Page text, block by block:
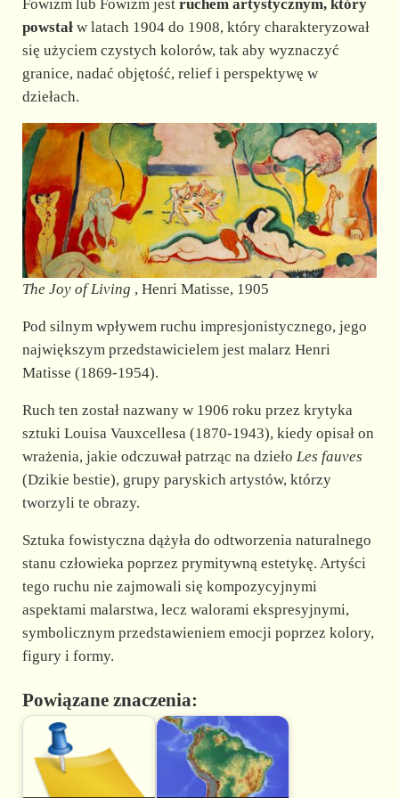
Fowizm lub Fowizm jest ruchem artystycznym, który
powstałw latach 1904 do 1908, który charakteryzował
się użyciem czystych kolorów, tak aby wyznaczyć
granice, nadać objętość, relief i perspektywę w
dziełach.
The Joy of Living , Henri Matisse, 1905
Pod silnym wpływem ruchu impresjonistycznego, jego
największym przedstawicielem jest malarz Henri
Matisse (1869-1954).
Ruch ten został nazwany w 1906 roku przez krytyka
sztuki Louisa Vauxcellesa (1870-1943), kiedy opisał on
wrażenia, jakie odczuwał patrząc na dzieło Les fauves
(Dzikie bestie), grupy paryskich artystów, którzy
tworzyli te obrazy.
Sztuka fowistyczna dążyła do odtworzenia naturalnego
stanu człowieka poprzez prymitywną estetykę. Artyści
tego ruchu nie zajmowali się kompozycyjnymi
aspektami malarstwa, lecz walorami ekspresyjnymi,
symbolicznym przedstawieniem emocji poprzez kolory,
figury i formy.
Powiązane znaczenia: